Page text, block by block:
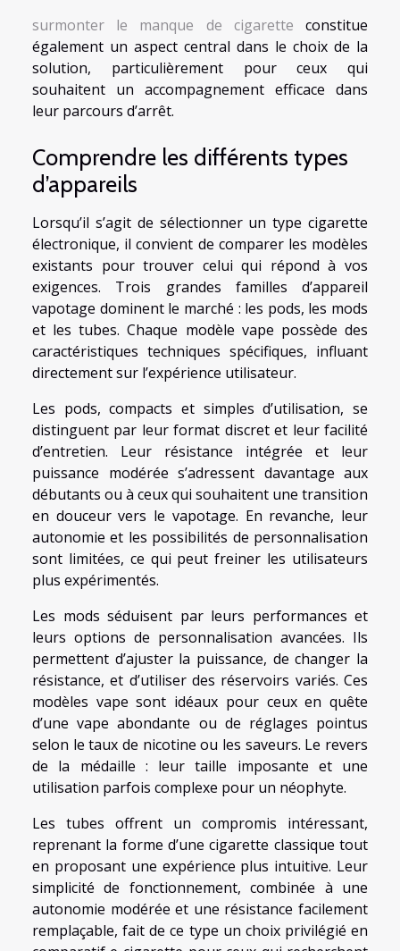
surmonter le manque de cigarette constitue
également un aspect central dans le choix de la
solution, particulièrement pour ceux qui
souhaitent un accompagnement efficace dans
leur parcours d’arrêt.
Comprendre les différents types
d’appareils
Lorsqu’il s’agit de sélectionner un type cigarette
électronique, il convient de comparer les modèles
existants pour trouver celui qui répond à vos
exigences. Trois grandes familles d’appareil
vapotage dominent le marché : les pods, les mods
et les tubes. Chaque modèle vape possède des
caractéristiques techniques spécifiques, influant
directement sur l’expérience utilisateur.
Les pods, compacts et simples d’utilisation, se
distinguent par leur format discret et leur facilité
d’entretien. Leur résistance intégrée et leur
puissance modérée s’adressent davantage aux
débutants ou à ceux qui souhaitent une transition
en douceur vers le vapotage. En revanche, leur
autonomie et les possibilités de personnalisation
sont limitées, ce qui peut freiner les utilisateurs
plus expérimentés.
Les mods séduisent par leurs performances et
leurs options de personnalisation avancées. Ils
permettent d’ajuster la puissance, de changer la
résistance, et d’utiliser des réservoirs variés. Ces
modèles vape sont idéaux pour ceux en quête
d’une vape abondante ou de réglages pointus
selon le taux de nicotine ou les saveurs. Le revers
de la médaille : leur taille imposante et une
utilisation parfois complexe pour un néophyte.
Les tubes offrent un compromis intéressant,
reprenant la forme d’une cigarette classique tout
en proposant une expérience plus intuitive. Leur
simplicité de fonctionnement, combinée à une
autonomie modérée et une résistance facilement
remplaçable, fait de ce type un choix privilégié en